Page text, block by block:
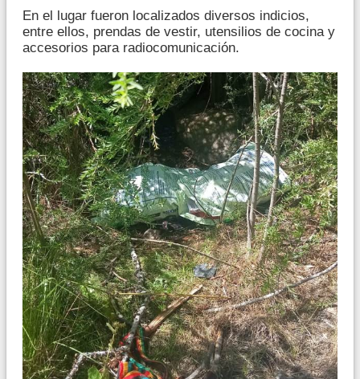
En el lugar fueron localizados diversos indicios,
entre ellos, prendas de vestir, utensilios de cocina y
accesorios para radiocomunicación.